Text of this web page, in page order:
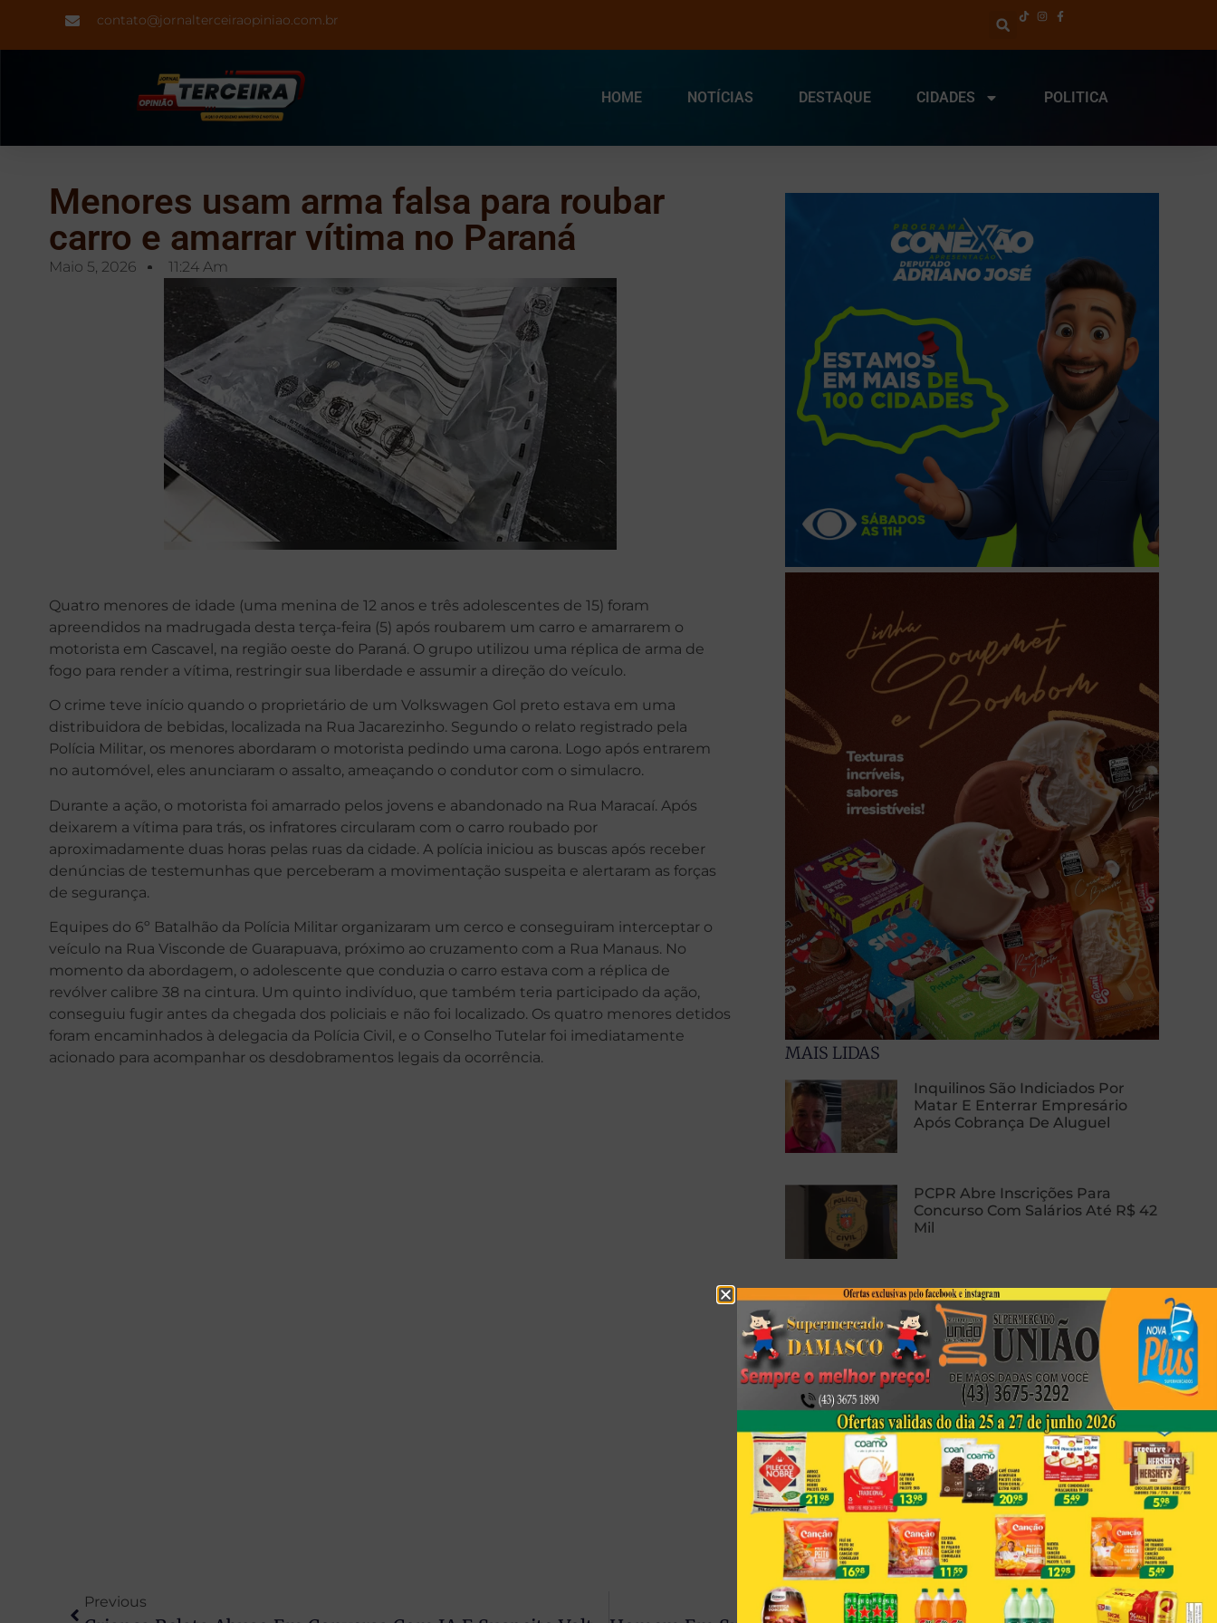
contato@jornalterceiraopiniao.com.br
HOME NOTÍCIAS DESTAQUE CIDADES POLITICA
Menores usam arma falsa para roubar
carro e amarrar vítima no Paraná
Maio 5, 2026 11:24 Am
Quatro menores de idade (uma menina de 12 anos e três adolescentes de 15) foram
apreendidos na madrugada desta terça-feira (5) após roubarem um carro e amarrarem o
motorista em Cascavel, na região oeste do Paraná. O grupo utilizou uma réplica de arma de
fogo para render a vítima, restringir sua liberdade e assumir a direção do veículo.
O crime teve início quando o proprietário de um Volkswagen Gol preto estava em uma
distribuidora de bebidas, localizada na Rua Jacarezinho. Segundo o relato registrado pela
Polícia Militar, os menores abordaram o motorista pedindo uma carona. Logo após entrarem
no automóvel, eles anunciaram o assalto, ameaçando o condutor com o simulacro.
Durante a ação, o motorista foi amarrado pelos jovens e abandonado na Rua Maracaí. Após
deixarem a vítima para trás, os infratores circularam com o carro roubado por
aproximadamente duas horas pelas ruas da cidade. A polícia iniciou as buscas após receber
denúncias de testemunhas que perceberam a movimentação suspeita e alertaram as forças
de segurança.
Equipes do 6º Batalhão da Polícia Militar organizaram um cerco e conseguiram interceptar o
veículo na Rua Visconde de Guarapuava, próximo ao cruzamento com a Rua Manaus. No
momento da abordagem, o adolescente que conduzia o carro estava com a réplica de
revólver calibre 38 na cintura. Um quinto indivíduo, que também teria participado da ação,
conseguiu fugir antes da chegada dos policiais e não foi localizado. Os quatro menores detidos
foram encaminhados à delegacia da Polícia Civil, e o Conselho Tutelar foi imediatamente
acionado para acompanhar os desdobramentos legais da ocorrência.
MAIS LIDAS
Inquilinos São Indiciados Por
Matar E Enterrar Empresário
Após Cobrança De Aluguel
PCPR Abre Inscrições Para
Concurso Com Salários Até R$ 42
Mil
Foto Registrada Durante
Peregrinação Em Porecatu
Emociona Fiéis Por Semelhança
Com A Sagrada Face De Jesus
Corpo Em Decomposição É
Encontrado Em Londrina
Previous Next